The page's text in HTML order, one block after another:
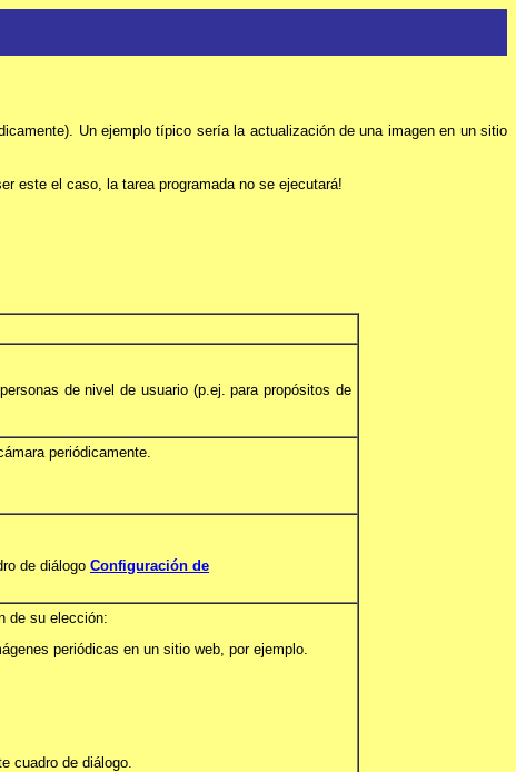
Un ejemplo típico sería la actualización de una imagen en un sitio
este el caso, la tarea programada no se ejecutará!
de nivel de usuario (p.ej. para propósitos de
periódicamente.
de diálogo Configuración de
de su elección:
periódicas en un sitio web, por ejemplo.
cuadro de diálogo.